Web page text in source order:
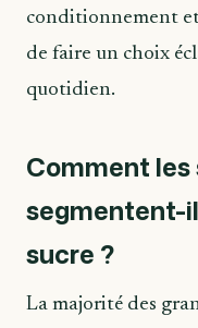
conditionnement
de faire un choix
quotidien.
Comment
segmentent-
sucre ?
La majorité des